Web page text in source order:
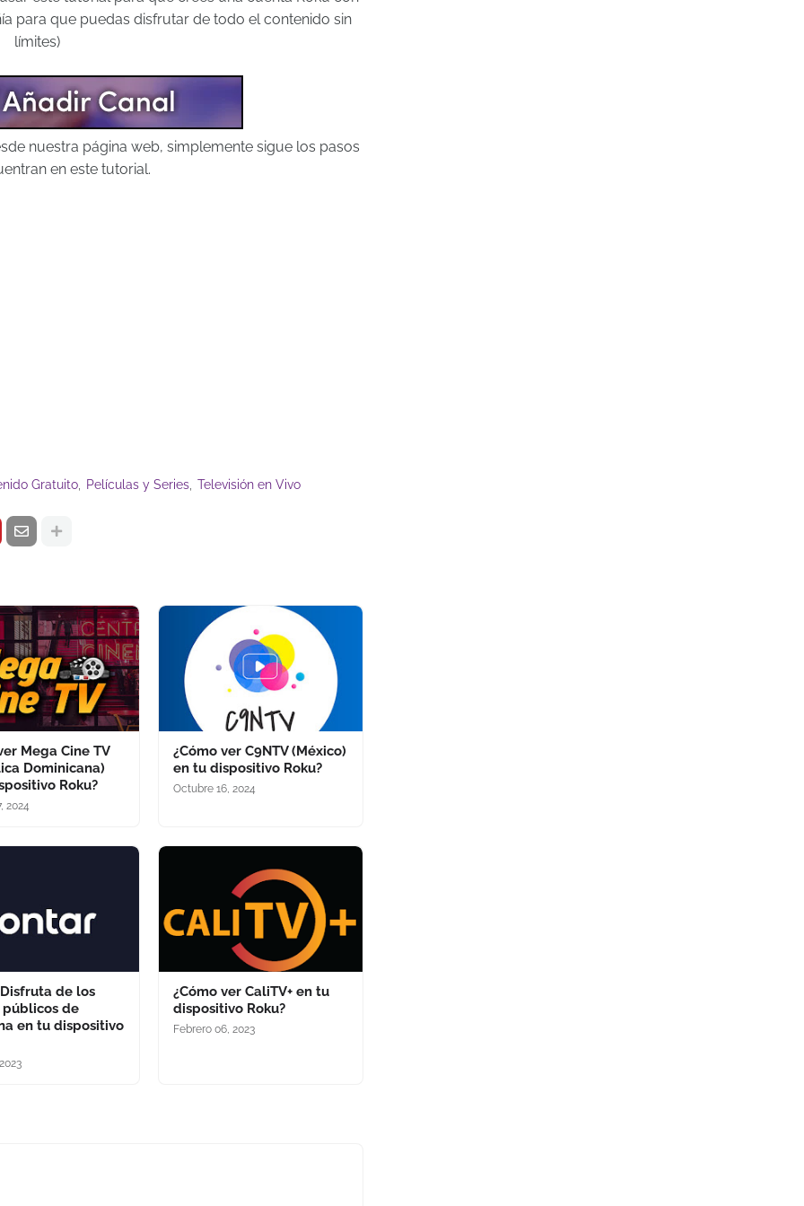
para que puedas disfrutar de todo el contenido sin
límites)
nuestra página web, simplemente sigue los pasos
en este tutorial.
Gratuito Películas y Series Televisión en Vivo
Mega Cine TV
Dominicana)
Roku?
2024
¿Cómo ver C9NTV (México)
en tu dispositivo Roku?
Octubre 16, 2024
de los
públicos de
en tu dispositivo
¿Cómo ver CaliTV+ en tu
dispositivo Roku?
Febrero 06, 2023